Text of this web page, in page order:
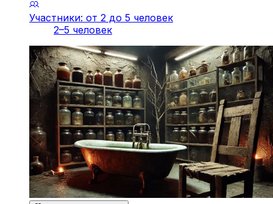
Участники: от 2 до 5 человек
2–5 человек